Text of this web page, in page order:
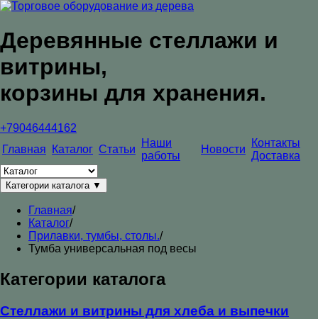
Деревянные стеллажи и
витрины,
корзины для хранения.
+79046444162
Главная
Каталог Статьи
Наши
работы
Новости
Контакты
Доставка
Категории каталога ▼
Главная/
Каталог/
Прилавки, тумбы, столы./
Тумба универсальная под весы
Категории каталога
Стеллажи и витрины для хлеба и выпечки